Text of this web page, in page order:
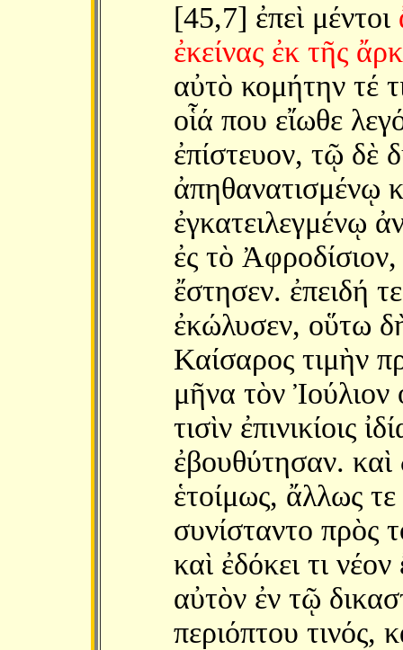
[45,7] ἐπεὶ μέντοι
ἐκείνας ἐκ τῆς
αὐτὸ κομήτην τέ
οἷά που εἴωθε
ἐπίστευον, τῷ δὲ
ἀπηθανατισμένῳ
ἐγκατειλεγμένῳ
ἐς τὸ
ἔστησεν. ἐπειδή
ἐκώλυσεν, οὕτω
Καίσαρος τιμὴν
μῆνα τὸν Ἰούλιον
τισὶν ἐπινικίοις
ἐβουθύτησαν. καὶ
ἑτοίμως, ἄλλως
συνίσταντο πρὸς
καὶ ἐδόκει τι
αὐτὸν ἐν τῷ
περιόπτου τινός,